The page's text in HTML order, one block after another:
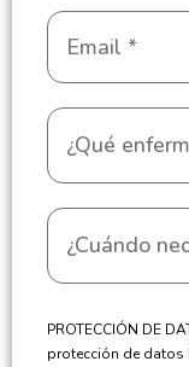
PROTECCIÓN DE
protección de